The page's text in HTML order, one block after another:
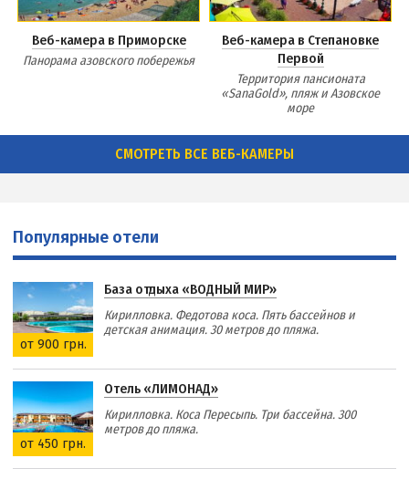
Веб-камера в Приморске
Панорама азовского побережья
Веб-камера в Степановке
Первой
Территория пансионата
«SanaGold», пляж и Азовское
море
СМОТРЕТЬ ВСЕ ВЕБ-КАМЕРЫ
Популярные отели
от 900 грн.
База отдыха «ВОДНЫЙ МИР»
Кирилловка. Федотова коса. Пять бассейнов и
детская анимация. 30 метров до пляжа.
от 450 грн.
Отель «ЛИМОНАД»
Кирилловка. Коса Пересыпь. Три бассейна. 300
метров до пляжа.